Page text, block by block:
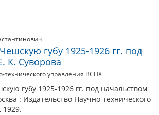
губу 1925-1926 гг. под
К. Суворова
технического управления ВСНХ
губу 1925-1926 гг. под начальством
: Издательство Научно-технического
1929.